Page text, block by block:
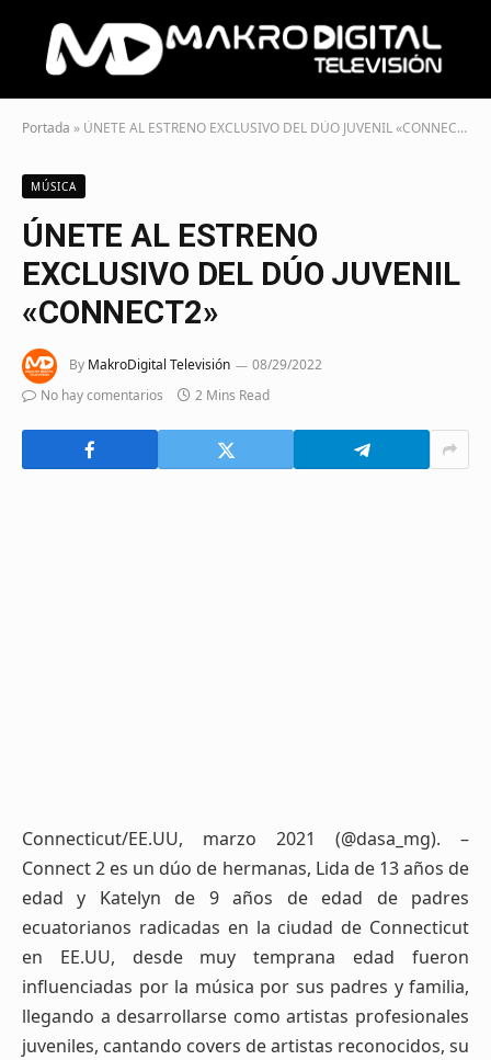
Portada » ÚNETE AL ESTRENO EXCLUSIVO DEL DÚO JUVENIL «CONNECT2»
MÚSICA
ÚNETE AL ESTRENO
EXCLUSIVO DEL DÚO JUVENIL
«CONNECT2»
By MakroDigital Televisión
08/29/2022
No hay comentarios
2 Mins Read
Connecticut/EE.UU, marzo 2021 (@dasa_mg). –
Connect 2 es un dúo de hermanas, Lida de 13 años de
edad y Katelyn de 9 años de edad de padres
ecuatorianos radicadas en la ciudad de Connecticut
en EE.UU, desde muy temprana edad fueron
influenciadas por la música por sus padres y familia,
llegando a desarrollarse como artistas profesionales
juveniles, cantando covers de artistas reconocidos, su